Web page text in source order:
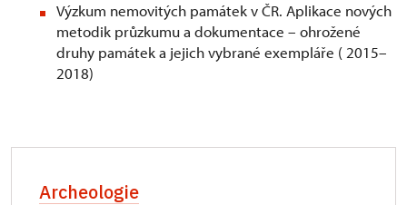
Výzkum nemovitých památek v ČR. Aplikace nových
metodik průzkumu a dokumentace – ohrožené
druhy památek a jejich vybrané exempláře ( 2015–
2018)
Archeologie